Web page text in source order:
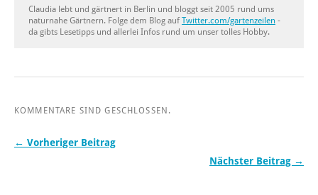
Claudia lebt und gärtnert in Berlin und bloggt seit 2005 rund ums
naturnahe Gärtnern. Folge dem Blog aufTwitter.com/gartenzeilen -
da gibts Lesetipps und allerlei Infos rund um unser tolles Hobby.
KOMMENTARE SIND GESCHLOSSEN.
← Vorheriger Beitrag
Nächster Beitrag →